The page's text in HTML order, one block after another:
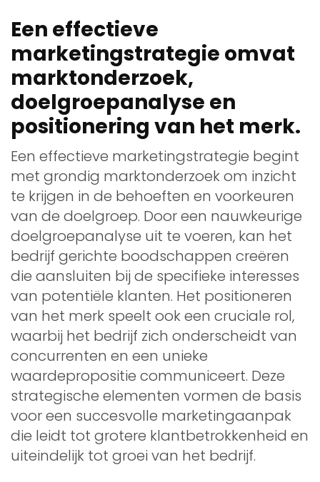
Een effectieve
marketingstrategie omvat
marktonderzoek,
doelgroepanalyse en
positionering van het merk.
Een effectieve marketingstrategie begint
met grondig marktonderzoek om inzicht
te krijgen in de behoeften en voorkeuren
van de doelgroep. Door een nauwkeurige
doelgroepanalyse uit te voeren, kan het
bedrijf gerichte boodschappen creëren
die aansluiten bij de specifieke interesses
van potentiële klanten. Het positioneren
van het merk speelt ook een cruciale rol,
waarbij het bedrijf zich onderscheidt van
concurrenten en een unieke
waardepropositie communiceert. Deze
strategische elementen vormen de basis
voor een succesvolle marketingaanpak
die leidt tot grotere klantbetrokkenheid en
uiteindelijk tot groei van het bedrijf.